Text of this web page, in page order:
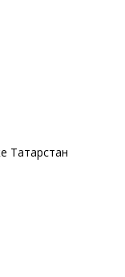
Татарстан